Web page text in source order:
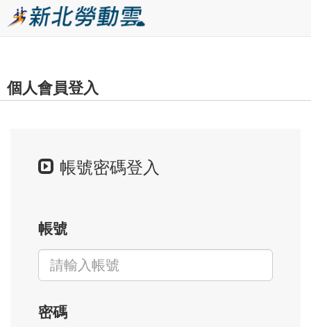
到
內個人會員登入
帳號密碼登入
帳號
密碼